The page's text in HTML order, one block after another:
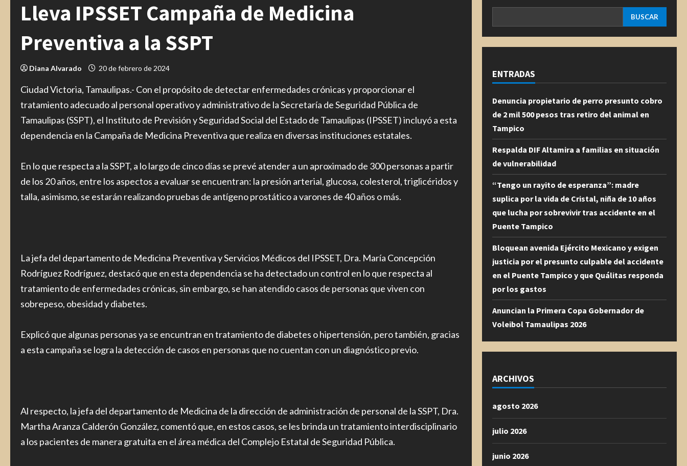
Lleva IPSSET Campaña de Medicina
Preventiva a la SSPT
Diana Alvarado 20 de febrero de 2024
Ciudad Victoria, Tamaulipas.- Con el propósito de detectar enfermedades crónicas y proporcionar el
tratamiento adecuado al personal operativo y administrativo de la Secretaría de Seguridad Pública de
Tamaulipas (SSPT), el Instituto de Previsión y Seguridad Social del Estado de Tamaulipas (IPSSET) incluyó a esta
dependencia en la Campaña de Medicina Preventiva que realiza en diversas instituciones estatales.
En lo que respecta a la SSPT, a lo largo de cinco días se prevé atender a un aproximado de 300 personas a partir
de los 20 años, entre los aspectos a evaluar se encuentran: la presión arterial, glucosa, colesterol, triglicéridos y
talla, asimismo, se estarán realizando pruebas de antígeno prostático a varones de 40 años o más.
La jefa del departamento de Medicina Preventiva y Servicios Médicos del IPSSET, Dra. María Concepción
Rodríguez Rodríguez, destacó que en esta dependencia se ha detectado un control en lo que respecta al
tratamiento de enfermedades crónicas, sin embargo, se han atendido casos de personas que viven con
sobrepeso, obesidad y diabetes.
Explicó que algunas personas ya se encuntran en tratamiento de diabetes o hipertensión, pero también, gracias
a esta campaña se logra la detección de casos en personas que no cuentan con un diagnóstico previo.
Al respecto, la jefa del departamento de Medicina de la dirección de administración de personal de la SSPT, Dra.
Martha Aranza Calderón González, comentó que, en estos casos, se les brinda un tratamiento interdisciplinario
a los pacientes de manera gratuita en el área médica del Complejo Estatal de Seguridad Pública.
BUSCAR
ENTRADAS
Denuncia propietario de perro presunto cobro
de 2 mil 500 pesos tras retiro del animal en
Tampico
Respalda DIF Altamira a familias en situación
de vulnerabilidad
“Tengo un rayito de esperanza”: madre
suplica por la vida de Cristal, niña de 10 años
que lucha por sobrevivir tras accidente en el
Puente Tampico
Bloquean avenida Ejército Mexicano y exigen
justicia por el presunto culpable del accidente
en el Puente Tampico y que Quálitas responda
por los gastos
Anuncian la Primera Copa Gobernador de
Voleibol Tamaulipas 2026
ARCHIVOS
agosto 2026
julio 2026
junio 2026